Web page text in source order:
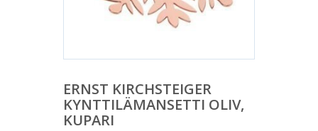
ERNST KIRCHSTEIGER
KYNTTILÄMANSETTI OLIV,
KUPARI